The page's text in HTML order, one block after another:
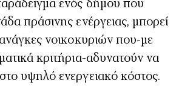
ενός δήμου που
πράσινης ενέργειας, μπορεί
νοικοκυριών που-με
κριτήρια-αδυνατούν να
υψηλό ενεργειακό κόστος.